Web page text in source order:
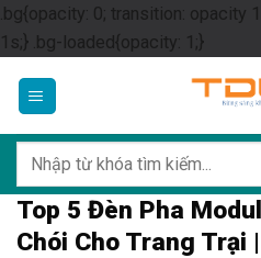
.bg{opacity: 0; transition: opacity
1s;} .bg-loaded{opacity: 1;}Skip
content
kiếm:
Top 5 Đèn Pha
Chói Cho Trang Trại